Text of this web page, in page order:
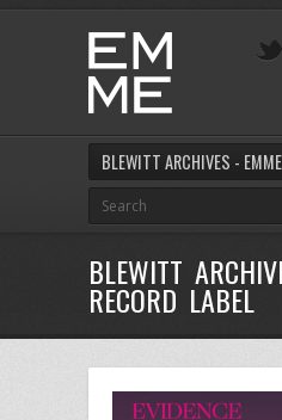
BLEWITT ARCHIVES -
BLEWITT
RECORD LABEL